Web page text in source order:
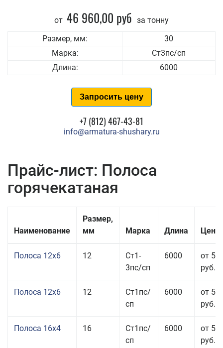
от 46 960,00 руб за тонну
Размер, мм:
30
Марка:
Ст3пс/сп
Длина:
6000
Запросить цену
+7 (812) 467-43-81
info@armatura-shushary.ru
Прайс-лист: Полоса
горячекатаная
Наименование
Размер,
мм
Марка Длина Цена
Полоса 12x6 12
Ст1-
3пс/сп
6000
от 53
руб.
Полоса 12x6 12
Ст1пс/
сп
6000
от 53
руб.
Полоса 16x4 16
Ст1пс/
сп
6000
от 53
руб.